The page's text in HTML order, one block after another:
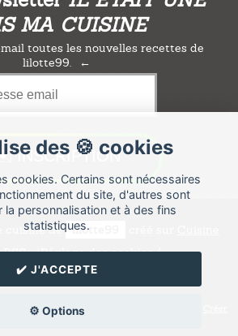
des 🍪 cookies
cookies. Certains sont nécessaires
du site, d'autres sont
la personnalisation et à des fins
statistiques.
✔️ J'ACCEPTE
⚙️ Options
MA CUISINE
toutes les nouvelles recettes de
lilotte99.
cuisine de lilotte99
RSS ⁄Réglage des cookies/
✉️ Contacter lilotte99
de blog spécialisée dans les blogs culinaires.
un blog de cuisine